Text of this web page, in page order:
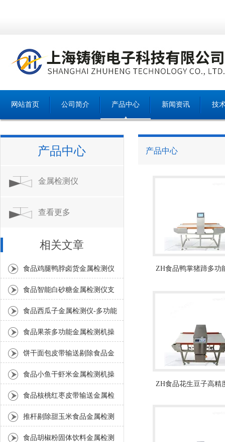
网站首页 公司简介 产品中心 新闻资讯 技
产品中心
金属检测仪
查看更多
相关文章
食品鸡腿鸭脖卤货金属检测仪
支持定制
食品智能白砂糖金属检测仪支
持定制
食品西瓜子金属检测仪-多功能
金属检测机厂家
食品果茶多功能金属检测机操
作简单
饼干面包皮带输送剔除食品金
属检测机工厂生产
食品小鱼干虾米金属检测机操
作简单
食品核桃红枣皮带输送金属检
测仪操作简单
推杆剔除甜玉米食品金属检测
机操作简单
食品胡椒粉固体饮料金属检测
产品中心
ZH食品鸭掌猪蹄多功
ZH食品花生豆子高精